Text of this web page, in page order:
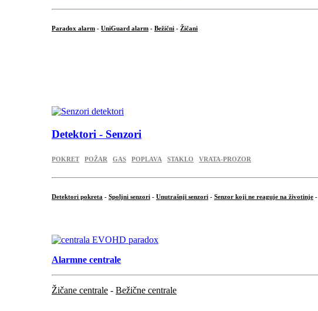
Paradox alarm - UniGuard alarm - Bežični - Žičani
Detektori - Senzori
POKRET POŽAR GAS POPLAVA STAKLO VRATA-PROZOR
Detektori pokreta - Spoljni senzori - Unutrašnji senzori - Senzor koji ne reaguje na životinje -
Alarmne centrale
Žičane centrale - Bežične centrale